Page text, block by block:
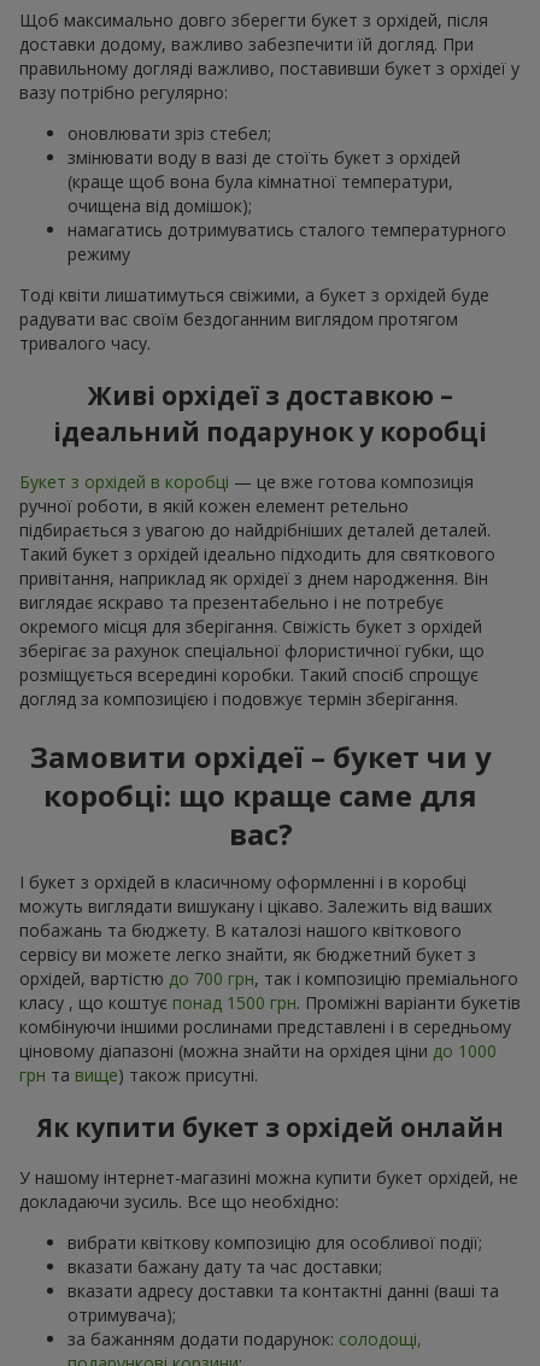
Щоб максимально довго зберегти букет з орхідей, після
доставки додому, важливо забезпечити їй догляд. При
правильному догляді важливо, поставивши букет з орхідеї у
вазу потрібно регулярно:
оновлювати зріз стебел;
змінювати воду в вазі де стоїть букет з орхідей
(краще щоб вона була кімнатної температури,
очищена від домішок);
намагатись дотримуватись сталого температурного
режиму
Тоді квіти лишатимуться свіжими, а букет з орхідей буде
радувати вас своїм бездоганним виглядом протягом
тривалого часу.
Живі орхідеї з доставкою –
ідеальний подарунок у коробці
Букет з орхідей в коробці — це вже готова композиція
ручної роботи, в якій кожен елемент ретельно
підбирається з увагою до найдрібніших деталей деталей.
Такий букет з орхідей ідеально підходить для святкового
привітання, наприклад як орхідеї з днем народження. Він
виглядає яскраво та презентабельно і не потребує
окремого місця для зберігання. Свіжість букет з орхідей
зберігає за рахунок спеціальної флористичної губки, що
розміщується всередині коробки. Такий спосіб спрощує
догляд за композицією і подовжує термін зберігання.
Замовити орхідеї – букет чи у
коробці: що краще саме для
вас?
І букет з орхідей в класичному оформленні і в коробці
можуть виглядати вишукану і цікаво. Залежить від ваших
побажань та бюджету. В каталозі нашого квіткового
сервісу ви можете легко знайти, як бюджетний букет з
орхідей, вартістю до 700 грн, так і композицію преміального
класу , що коштує понад 1500 грн. Проміжні варіанти букетів
комбінуючи іншими рослинами представлені і в середньому
ціновому діапазоні (можна знайти на орхідея ціни до 1000
грн та вище) також присутні.
Як купити букет з орхідей онлайн
У нашому інтернет-магазині можна купити букет орхідей, не
докладаючи зусиль. Все що необхідно:
вибрати квіткову композицію для особливої події;
вказати бажану дату та час доставки;
вказати адресу доставки та контактні данні (ваші та
отримувача);
за бажанням додати подарунок: солодощі,